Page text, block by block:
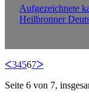
Aufgezeichnete
Heilbronner
ᐸ34567ᐳ
Seite 6 von 7,